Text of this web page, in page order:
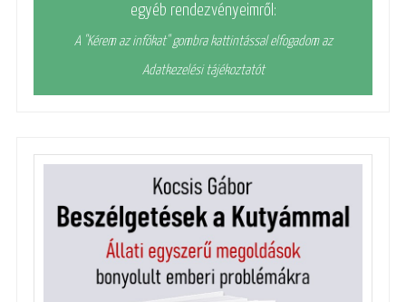
egyéb rendezvényeimről:
A "Kérem az infókat" gombra kattintással elfogadom az
Adatkezelési tájékoztatót